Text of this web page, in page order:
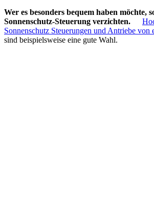
Wer es besonders bequem haben möchte,
Sonnenschutz-Steuerung verzichten.
Sonnenschutz Steuerungen und Antriebe
sind beispielsweise eine gute Wahl.